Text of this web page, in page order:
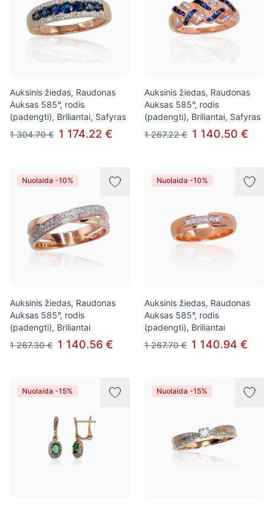
Auksinis žiedas, Raudonas
Auksas 585°, rodis
(padengti), Briliantai, Safyras
1 304.70 € 1 174.22 €
Auksinis žiedas, Raudonas
Auksas 585°, rodis
(padengti), Briliantai, Safyras
1 267.22 € 1 140.50 €
Nuolaida -10%
Auksinis žiedas, Raudonas
Auksas 585°, rodis
(padengti), Briliantai
1 267.30 € 1 140.56 €
Nuolaida -10%
Auksinis žiedas, Raudonas
Auksas 585°, rodis
(padengti), Briliantai
1 267.70 € 1 140.94 €
Nuolaida -15% Nuolaida -15%